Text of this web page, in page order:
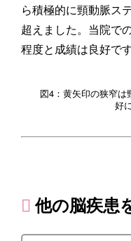
ら積極的に頸動脈ス
超えました。当院で
程度と成績は良好です
図4：黄矢印の狭窄は
好
他の脳疾患